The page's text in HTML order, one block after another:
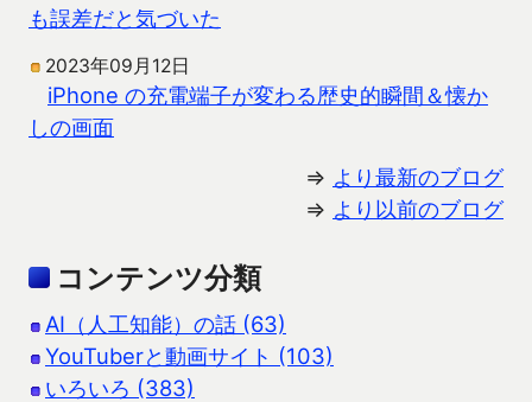
も誤差だと気づいた
2023年09月12日
iPhone の充電端子が変わる歴史的瞬間＆懐か
しの画面
⇒ より最新のブログ
⇒ より以前のブログ
コンテンツ分類
AI（人工知能）の話 (63)
YouTuberと動画サイト (103)
いろいろ (383)